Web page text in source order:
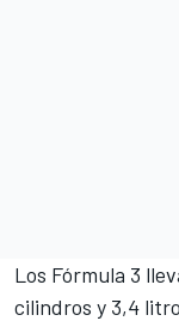
Los Fórmula 3
cilindros y 3,4